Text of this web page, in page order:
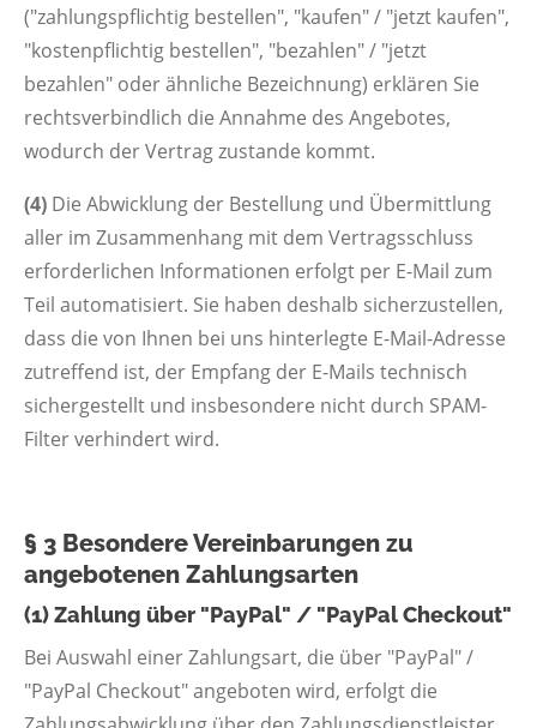
("zahlungspflichtig bestellen", "kaufen" / "jetzt kaufen",
"kostenpflichtig bestellen", "bezahlen" / "jetzt
bezahlen" oder ähnliche Bezeichnung) erklären Sie
rechtsverbindlich die Annahme des Angebotes,
wodurch der Vertrag zustande kommt.
(4) Die Abwicklung der Bestellung und Übermittlung
aller im Zusammenhang mit dem Vertragsschluss
erforderlichen Informationen erfolgt per E-Mail zum
Teil automatisiert. Sie haben deshalb sicherzustellen,
dass die von Ihnen bei uns hinterlegte E-Mail-Adresse
zutreffend ist, der Empfang der E-Mails technisch
sichergestellt und insbesondere nicht durch SPAM-
Filter verhindert wird.
§ 3 Besondere Vereinbarungen zu
angebotenen Zahlungsarten
(1) Zahlung über "PayPal" / "PayPal Checkout"
Bei Auswahl einer Zahlungsart, die über "PayPal" /
"PayPal Checkout" angeboten wird, erfolgt die